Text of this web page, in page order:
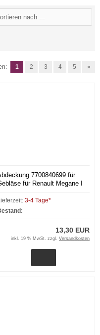
1 2 3 4 5 »
7700840699 für
für Renault Megane I
3-4 Tage*
13,30 EUR
inkl. 19 % MwSt. zzgl. Versandkosten